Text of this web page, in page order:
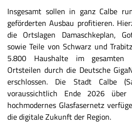
Insgesamt sollen in ganz Calbe
geförderten Ausbau profitieren.
die Ortslagen Damaschkeplan,
sowie Teile von Schwarz und
5.800 Haushalte im gesamten
Ortsteilen durch die Deutsche
erschlossen. Die Stadt Calbe
voraussichtlich Ende 2026 über
hochmodernes Glasfasernetz
die digitale Zukunft der Region.